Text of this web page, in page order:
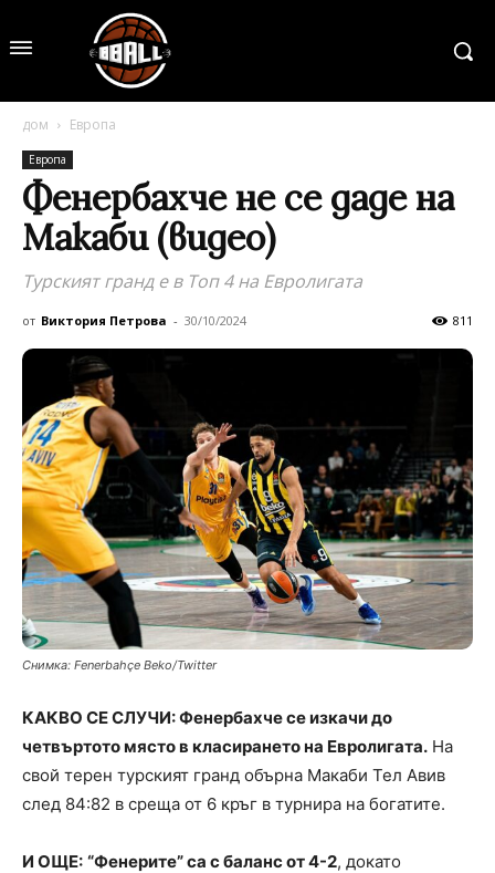
дом Европа
Европа
Фенербахче не се даде на
Макаби (видео)
Турският гранд е в Топ 4 на Евролигата
от Виктория Петрова - 30/10/2024 811
Снимка: Fenerbahçe Beko/Twitter
КАКВО СЕ СЛУЧИ: Фенербахче се изкачи до
четвъртото място в класирането на Евролигата. На
свой терен турският гранд обърна Макаби Тел Авив
след 84:82 в среща от 6 кръг в турнира на богатите.
И ОЩЕ: “Фенерите” са с баланс от 4-2, докато